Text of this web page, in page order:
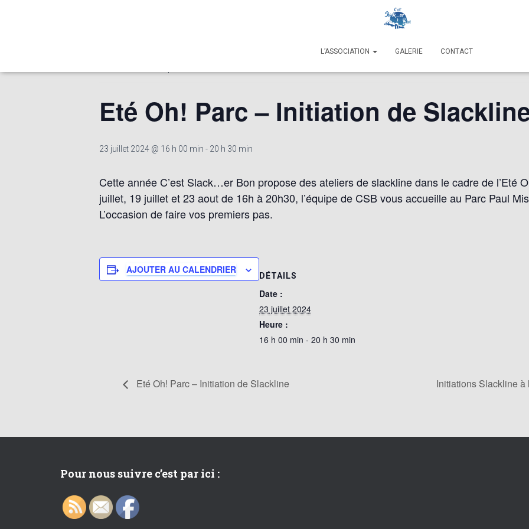
L’ASSOCIATION GALERIE CONTACT
Eté Oh! Parc – Initiation de
23 juillet 2024 @ 16 h 00 min - 20 h 30 min
Cette année C’est Slack…er Bon propose des ateliers de slackline dans le cadre de l’Eté
juillet, 19 juillet et 23 aout de 16h à 20h30, l’équipe de CSB vous accueille au Parc Paul
L’occasion de faire vos premiers pas.
AJOUTER AU CALENDRIER
DÉTAILS
Date :
23 juillet 2024
Heure :
16 h 00 min - 20 h 30 min
Eté Oh! Parc – Initiation de Slackline Initiations Slackline à
Pour nous suivre c’est par ici :